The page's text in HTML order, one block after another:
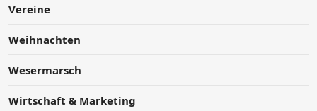
Vereine
Weihnachten
Wesermarsch
Wirtschaft & Marketing